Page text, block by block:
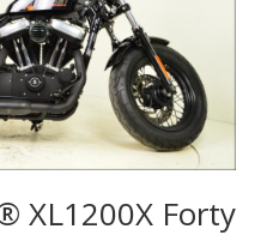
XL1200X Forty